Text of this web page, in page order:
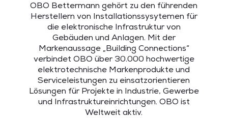
OBO Bettermann gehört zu den führenden
Herstellern von Installationssysytemen für
die elektronische Infrastruktur von
Gebäuden und Anlagen. Mit der
Markenaussage „Building Connections“
verbindet OBO über 30.000 hochwertige
elektrotechnische Markenprodukte und
Serviceleistungen zu einsatzorientieren
Lösungen für Projekte in Industrie, Gewerbe
und Infrastruktureinrichtungen. OBO ist
Weltweit aktiv.